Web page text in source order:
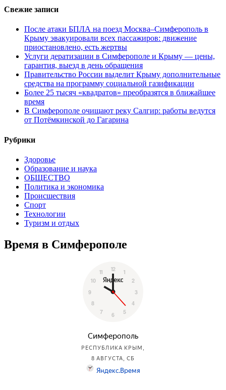
Свежие записи
После атаки БПЛА на поезд Москва–Симферополь в
Крыму эвакуировали всех пассажиров: движение
приостановлено, есть жертвы
Услуги дератизации в Симферополе и Крыму — цены,
гарантия, выезд в день обращения
Правительство России выделит Крыму дополнительные
средства на программу социальной газификации
Более 25 тысяч «квадратов» преобразятся в ближайшее
время
В Симферополе очищают реку Салгир: работы ведутся
от Потёмкинской до Гагарина
Рубрики
Здоровье
Образование и наука
ОБЩЕСТВО
Политика и экономика
Происшествия
Спорт
Технологии
Туризм и отдых
Время в Симферополе